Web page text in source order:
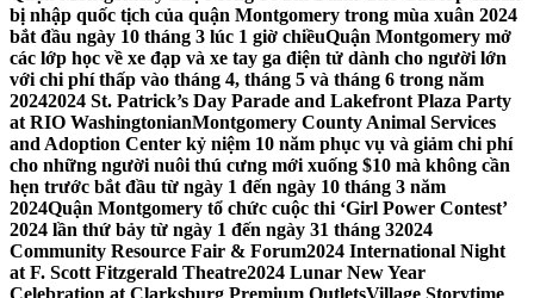
bị nhập quốc tịch của quận Montgomery trong mùa xuân 2024
bắt đầu ngày 10 tháng 3 lúc 1 giờ chiềuQuận Montgomery mở
các lớp học về xe đạp và xe tay ga điện tử dành cho người lớn
với chi phí thấp vào tháng 4, tháng 5 và tháng 6 trong năm
20242024 St. Patrick’s Day Parade and Lakefront Plaza Party
at RIO WashingtonianMontgomery County Animal Services
and Adoption Center kỷ niệm 10 năm phục vụ và giảm chi phí
cho những người nuôi thú cưng mới xuống $10 mà không cần
hẹn trước bắt đầu từ ngày 1 đến ngày 10 tháng 3 năm
2024Quận Montgomery tổ chức cuộc thi ‘Girl Power Contest’
2024 lần thứ bảy từ ngày 1 đến ngày 31 tháng 32024
Community Resource Fair & Forum2024 International Night
at F. Scott Fitzgerald Theatre2024 Lunar New Year